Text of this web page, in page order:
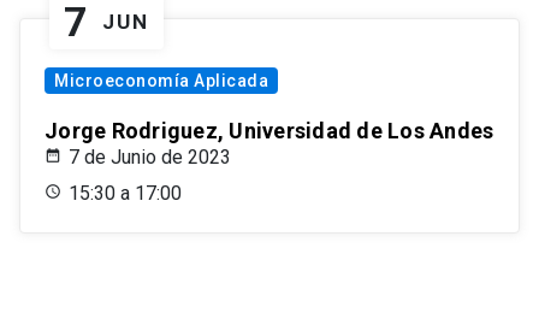
7 JUN
Microeconomía Aplicada
Jorge Rodriguez, Universidad de Los Andes
7 de Junio de 2023
15:30 a 17:00